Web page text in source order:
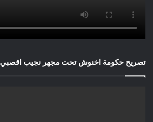
تصريح حكومة اخنوش تحت مجهر نجيب اقصبي